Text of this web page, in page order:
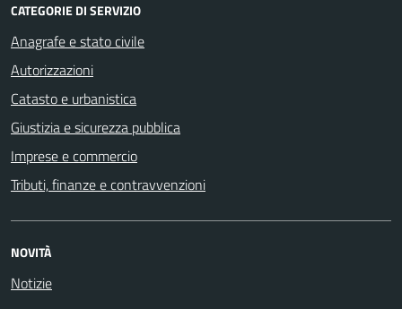
CATEGORIE DI SERVIZIO
Anagrafe e stato civile
Autorizzazioni
Catasto e urbanistica
Giustizia e sicurezza pubblica
Imprese e commercio
Tributi, finanze e contravvenzioni
NOVITÀ
Notizie